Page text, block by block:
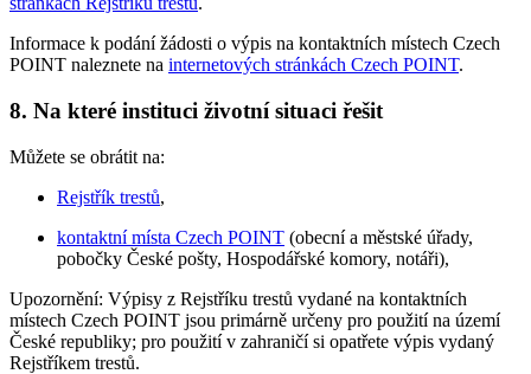
Informace k podání žádosti o výpis na kontaktních místech Czech
POINT naleznete na internetových stránkách Czech POINT.
8. Na které instituci životní situaci řešit
Můžete se obrátit na:
Rejstřík trestů,
kontaktní místa Czech POINT (obecní a městské úřady,
pobočky České pošty, Hospodářské komory, notáři),
Upozornění: Výpisy z Rejstříku trestů vydané na kontaktních
místech Czech POINT jsou primárně určeny pro použití na území
České republiky; pro použití v zahraničí si opatřete výpis vydaný
Rejstříkem trestů.